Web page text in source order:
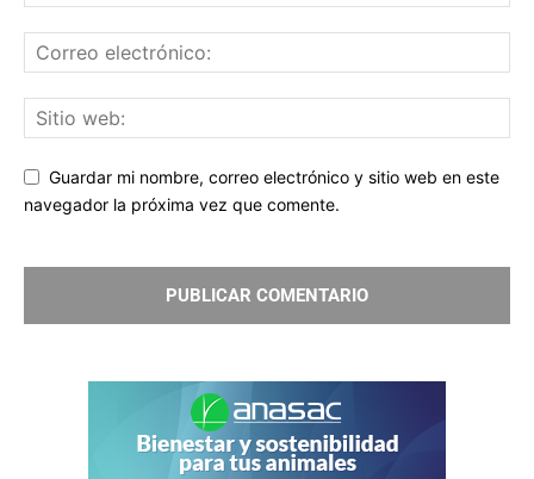
Guardar mi nombre, correo electrónico y sitio web en este
navegador la próxima vez que comente.